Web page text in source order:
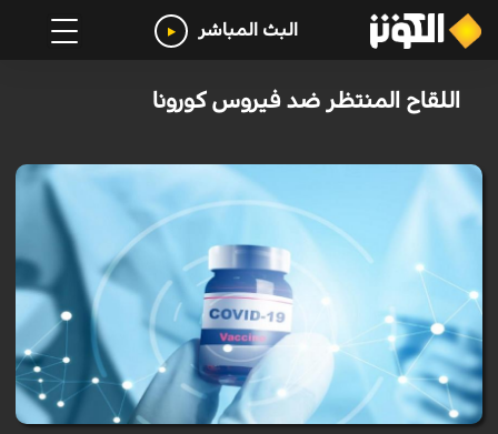
البث المباشر
اللقاح المنتظر ضد فيروس كورونا